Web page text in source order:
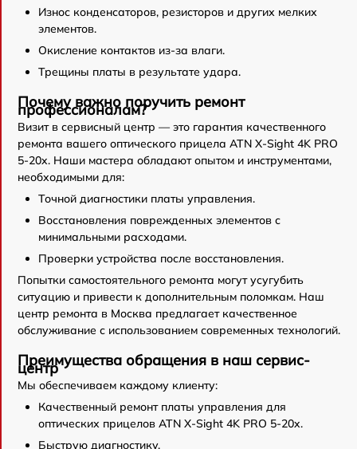
Износ конденсаторов, резисторов и других мелких
элементов.
Окисление контактов из-за влаги.
Трещины платы в результате удара.
Почему важно поручить ремонт
профессионалам?
Визит в сервисный центр — это гарантия качественного
ремонта вашего оптического прицела ATN X-Sight 4K PRO
5-20x. Наши мастера обладают опытом и инструментами,
необходимыми для:
Точной диагностики платы управления.
Восстановления поврежденных элементов с
минимальными расходами.
Проверки устройства после восстановления.
Попытки самостоятельного ремонта могут усугубить
ситуацию и привести к дополнительным поломкам. Наш
центр ремонта в Москва предлагает качественное
обслуживание с использованием современных технологий.
Преимущества обращения в наш сервис-
центр
Мы обеспечиваем каждому клиенту:
Качественный ремонт платы управления для
оптических прицелов ATN X-Sight 4K PRO 5-20x.
Быструю диагностику.